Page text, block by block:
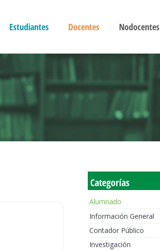
Estudiantes Docentes Nodocentes
Categorías
Alumnado
Información General
Contador Público
Investigación